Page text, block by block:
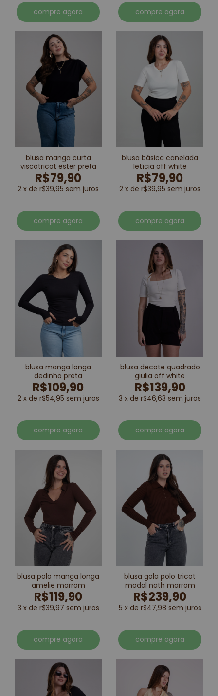
compre agora compre agora
blusa manga curta
viscotricot ester preta
R$79,90
2 x de r$39,95 sem juros
compre agora
blusa básica canelada
letícia off white
R$79,90
2 x de r$39,95 sem juros
compre agora
blusa manga longa
dedinho preta
R$109,90
2 x de r$54,95 sem juros
compre agora
blusa decote quadrado
giulia off white
R$139,90
3 x de r$46,63 sem juros
compre agora
blusa polo manga longa
amelie marrom
R$119,90
3 x de r$39,97 sem juros
compre agora
blusa gola polo tricot
modal nath marrom
R$239,90
5 x de r$47,98 sem juros
compre agora